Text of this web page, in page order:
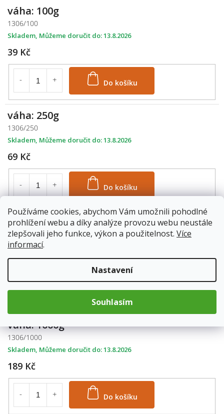
Používáme cookies, abychom Vám umožnili pohodlné
prohlížení webu a díky analýze provozu webu neustále
zlepšovali jeho funkce, výkon a použitelnost. Více
informací.
Nastavení
Souhlasím
váha: 100g
1306/100
39 Kč
Do košíku
Skladem 13.8.2026
váha: 250g
1306/250
69 Kč
Do košíku
Skladem 13.8.2026
váha: 500g
1306/500
99 Kč
Skladem
váha: 1000g
1306/1000
189 Kč
Do košíku
Skladem 13.8.2026